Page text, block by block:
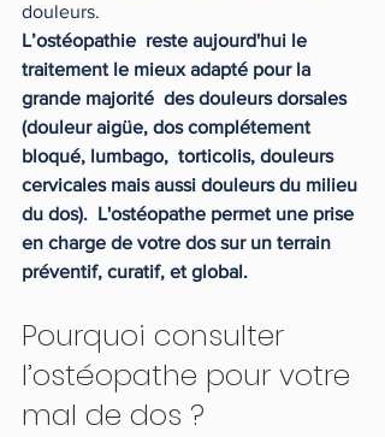
douleurs.
L’ostéopathie  reste aujourd'hui le
traitement le mieux adapté pour la
grande majorité  des douleurs dorsales
(douleur aigüe, dos complétement
bloqué, lumbago,  torticolis, douleurs
cervicales mais aussi douleurs du milieu
du dos).  L'ostéopathe permet une prise
en charge de votre dos sur un terrain
préventif, curatif, et global.
Pourquoi consulter
l’ostéopathe pour votre
mal de dos ?